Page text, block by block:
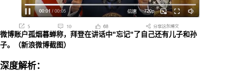
微博账户孤烟暮蝉称，拜登在讲话中"忘记"了自己还有儿子和孙
子。（新浪微博截图）
深度解析：